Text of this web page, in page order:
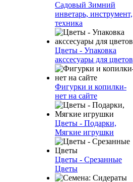
Садовый Зимний
инветарь, инструмент,
техника
Цветы - Упаковка
акссесуары для цветов
Фигурки и копилки-
нет на сайте
Цветы - Подарки,
Мягкие игрушки
Цветы - Срезанные
Цветы